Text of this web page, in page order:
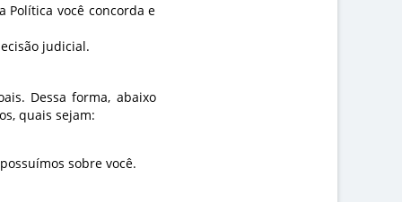
Política você concorda e
judicial.
Dessa forma, abaixo
quais sejam:
sobre você.